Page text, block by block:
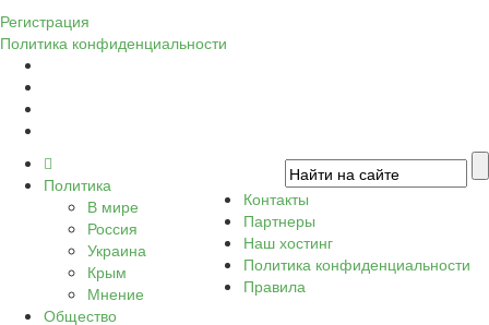
Регистрация
Политика конфиденциальности
Политика
В мире
Россия
Украина
Крым
Мнение
Общество
Контакты
Партнеры
Наш хостинг
Политика конфиденциальности
Правила